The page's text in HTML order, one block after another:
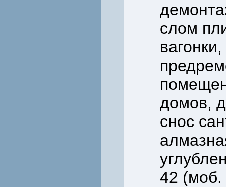
слом
домов,
снос
42 (моб.